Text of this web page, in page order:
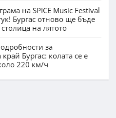
на SPICE Music Festival
Бургас отново ще бъде
на лятото
за
край Бургас: колата се е
220 км/ч